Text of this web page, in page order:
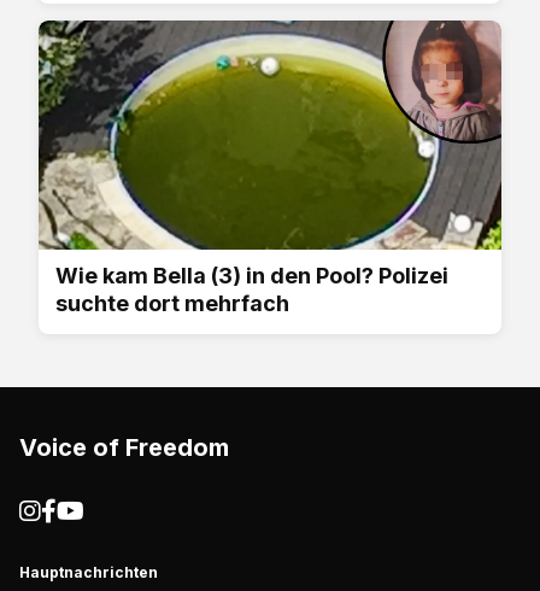
Wie kam Bella (3) in den Pool? Polizei
suchte dort mehrfach
Voice of Freedom
Hauptnachrichten